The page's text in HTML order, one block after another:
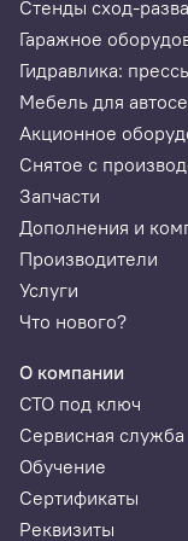
Лицевая панель
Основание
Корпус
Передняя
Центральная
Внутренний
Стенды сход-
Гаражное
Гидравлика:
Мебель для
Акционное
Снятое с
Запчасти
Дополнения и
Производители
Услуги
Что нового?
О компании
СТО под ключ
Сервисная служба
Обучение
Сертификаты
Реквизиты